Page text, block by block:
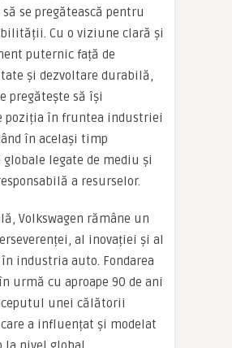
se pregătească pentru
Cu o viziune clară și
puternic față de
și dezvoltare durabilă,
pregătește să își
poziția în fruntea industriei
în același timp
legate de mediu și
a resurselor.
Volkswagen rămâne un
al inovației și al
industria auto. Fondarea
urmă cu aproape 90 de ani
unei călătorii
a influențat și modelat